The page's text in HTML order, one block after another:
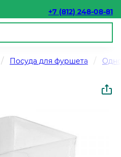
+7 (812) 248-08-81
Посуда для фуршета